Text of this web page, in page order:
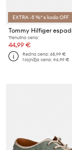
EXTRA -5 %* s kodo OFF
Trenutna cena:
44,99 €
Redna cena:68,99 €
Najnižja cena:46,99 €